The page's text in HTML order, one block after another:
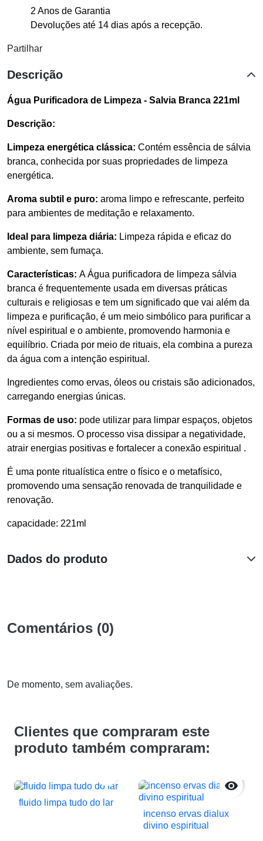
2 Anos de Garantia
Devoluções até 14 dias após a recepção.
Partilhar
Descrição
Água Purificadora de Limpeza - Salvia Branca 221ml
Descrição:
Limpeza energética clássica: Contém essência de sálvia
branca, conhecida por suas propriedades de limpeza
energética.
Aroma subtil e puro: aroma limpo e refrescante, perfeito
para ambientes de meditação e relaxamento.
Ideal para limpeza diária: Limpeza rápida e eficaz do
ambiente, sem fumaça.
Características: A Água purificadora de limpeza sálvia
branca é frequentemente usada em diversas práticas
culturais e religiosas e tem um significado que vai além da
limpeza e purificação, é um meio simbólico para purificar a
nível espiritual e o ambiente, promovendo harmonia e
equilíbrio. Criada por meio de rituais, ela combina a pureza
da água com a intenção espiritual.
Ingredientes como ervas, óleos ou cristais são adicionados,
carregando energias únicas.
Formas de uso: pode utilizar para limpar espaços, objetos
ou a si mesmos. O processo visa dissipar a negatividade,
atrair energias positivas e fortalecer a conexão espiritual .
É uma ponte ritualística entre o físico e o metafísico,
promovendo uma sensação renovada de tranquilidade e
renovação.
capacidade: 221ml
Dados do produto
Comentários (0)
De momento, sem avaliações.
Clientes que compraram este
produto também compraram:
fluido limpa tudo do lar

incenso ervas dialux
divino espiritual